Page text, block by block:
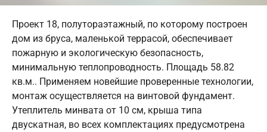
Проект 18, полутораэтажный, по которому построен
дом из бруса, маленькой террасой, обеспечивает
пожарную и экологическую безопасность,
минимальную теплопроводность. Площадь 58.82
кв.м.. Применяем новейшие проверенные технологии,
монтаж осуществляется на винтовой фундамент.
Утеплитель минвата от 10 см, крыша типа
двускатная, во всех комплектациях предусмотрена